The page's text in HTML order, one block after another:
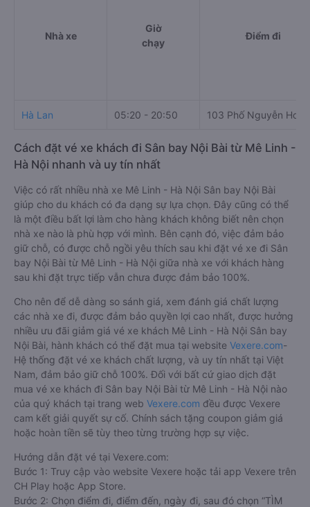
Nhà xe
Giờ
chạy
Điểm đi
Hà Lan 05:20 - 20:50 103 Phố Nguyễn
Cách đặt vé xe khách đi Sân bay Nội Bài từ Mê Linh -
Hà Nội nhanh và uy tín nhất
Việc có rất nhiều nhà xe Mê Linh - Hà Nội Sân bay Nội Bài
giúp cho du khách có đa dạng sự lựa chọn. Đây cũng có thể
là một điều bất lợi làm cho hàng khách không biết nên chọn
nhà xe nào là phù hợp với mình. Bên cạnh đó, việc đảm bảo
giữ chỗ, có được chỗ ngồi yêu thích sau khi đặt vé xe đi Sân
bay Nội Bài từ Mê Linh - Hà Nội giữa nhà xe với khách hàng
sau khi đặt trực tiếp vẫn chưa được đảm bảo 100%.
Cho nên để dễ dàng so sánh giá, xem đánh giá chất lượng
các nhà xe đi, được đảm bảo quyền lợi cao nhất, được hưởng
nhiều ưu đãi giảm giá vé xe khách Mê Linh - Hà Nội Sân bay
Nội Bài, hành khách có thể đặt mua tại website Vexere.com-
Hệ thống đặt vé xe khách chất lượng, và uy tín nhất tại Việt
Nam, đảm bảo giữ chỗ 100%. Đối với bất cứ giao dịch đặt
mua vé xe khách đi Sân bay Nội Bài từ Mê Linh - Hà Nội nào
của quý khách tại trang web Vexere.com đều được Vexere
cam kết giải quyết sự cố. Chính sách tặng coupon giảm giá
hoặc hoàn tiền sẽ tùy theo từng trường hợp sự việc.
Hướng dẫn đặt vé tại Vexere.com:
Bước 1: Truy cập vào website Vexere hoặc tải app Vexere trên
CH Play hoặc App Store.
Bước 2: Chọn điểm đi, điểm đến, ngày đi, sau đó chọn “TÌM